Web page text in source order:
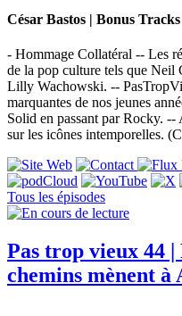
César Bastos | Bonus Tracks
- Hommage Collatéral -- Les
de la pop culture tels que
Lilly Wachowski. --
marquantes de nos jeunes
Solid en passant par Rocky. --
sur les icônes intemporelles.
Tous les épisodes
Pas trop vieux 44 |
chemins mènent à